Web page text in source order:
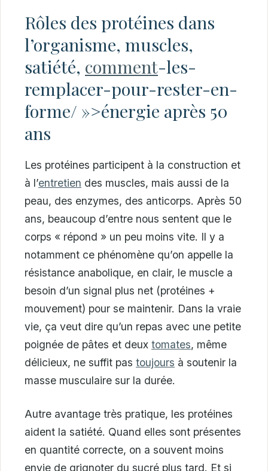
Rôles des protéines dans
l’organisme, muscles,
satiété, comment-les-
remplacer-pour-rester-en-
forme/ »>énergie après 50
ans
Les protéines participent à la construction et
à l’entretien des muscles, mais aussi de la
peau, des enzymes, des anticorps. Après 50
ans, beaucoup d’entre nous sentent que le
corps « répond » un peu moins vite. Il y a
notamment ce phénomène qu’on appelle la
résistance anabolique, en clair, le muscle a
besoin d’un signal plus net (protéines +
mouvement) pour se maintenir. Dans la vraie
vie, ça veut dire qu’un repas avec une petite
poignée de pâtes et deux tomates, même
délicieux, ne suffit pas toujours à soutenir la
masse musculaire sur la durée.
Autre avantage très pratique, les protéines
aident la satiété. Quand elles sont présentes
en quantité correcte, on a souvent moins
envie de grignoter du sucré plus tard. Et si